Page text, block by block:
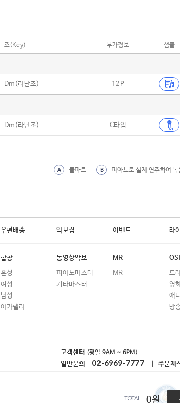
11 밤하늘의 별을 (경서 Ver.)
12 배웅 (윤종신)
16
보고 싶다 (김범수)
21 봄바람 (이문세)
23 봄이 좋냐?? (10cm)
24 봉숙이 (장미여관)
25
26
비처럼 음악처럼 (김현식)
삐딱하게
조(Key) 부가정보 샘플
Dm(라단조) 12P
Dm(라단조) C타입
A 풀파트 B 피아노로 실제 연주하여 녹
TOTAL 0원
우편배송 악보집 이벤트 라
합창
혼성
여성
남성
아카펠라
동영상악보
피아노마스터
기타마스터
MR
MR
OST
드
영
애
방
고객센터 (평일 9AM ~ 6PM)
일반문의 02-6969-7777 | 주문제